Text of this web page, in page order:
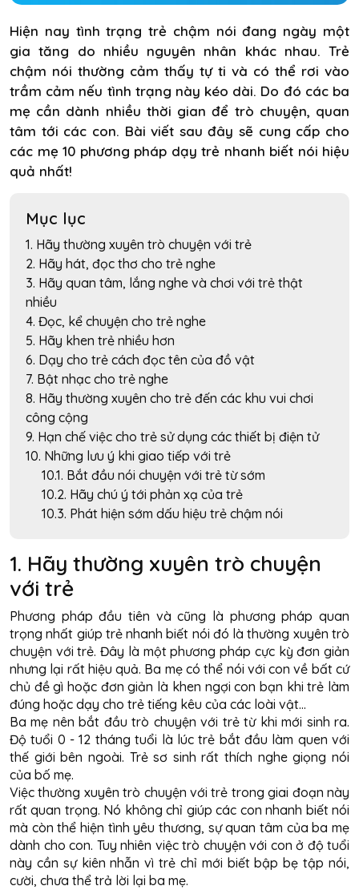
Hiện nay tình trạng trẻ chậm nói đang ngày một
gia tăng do nhiều nguyên nhân khác nhau. Trẻ
chậm nói thường cảm thấy tự ti và có thể rơi vào
trầm cảm nếu tình trạng này kéo dài. Do đó các ba
mẹ cần dành nhiều thời gian để trò chuyện, quan
tâm tới các con. Bài viết sau đây sẽ cung cấp cho
các mẹ 10 phương pháp dạy trẻ nhanh biết nói hiệu
quả nhất!
Mục lục
1. Hãy thường xuyên trò chuyện với trẻ
2. Hãy hát, đọc thơ cho trẻ nghe
3. Hãy quan tâm, lắng nghe và chơi với trẻ thật
nhiều
4. Đọc, kể chuyện cho trẻ nghe
5. Hãy khen trẻ nhiều hơn
6. Dạy cho trẻ cách đọc tên của đồ vật
7. Bật nhạc cho trẻ nghe
8. Hãy thường xuyên cho trẻ đến các khu vui chơi
công cộng
9. Hạn chế việc cho trẻ sử dụng các thiết bị điện tử
10. Những lưu ý khi giao tiếp với trẻ
10.1. Bắt đầu nói chuyện với trẻ từ sớm
10.2. Hãy chú ý tới phản xạ của trẻ
10.3. Phát hiện sớm dấu hiệu trẻ chậm nói
1. Hãy thường xuyên trò chuyện
với trẻ
Phương pháp đầu tiên và cũng là phương pháp quan
trọng nhất giúp trẻ nhanh biết nói đó là thường xuyên trò
chuyện với trẻ. Đây là một phương pháp cực kỳ đơn giản
nhưng lại rất hiệu quả. Ba mẹ có thể nói với con về bất cứ
chủ đề gì hoặc đơn giản là khen ngợi con bạn khi trẻ làm
đúng hoặc dạy cho trẻ tiếng kêu của các loài vật…
Ba mẹ nên bắt đầu trò chuyện với trẻ từ khi mới sinh ra.
Độ tuổi 0 - 12 tháng tuổi là lúc trẻ bắt đầu làm quen với
thế giới bên ngoài. Trẻ sơ sinh rất thích nghe giọng nói
của bố mẹ.
Việc thường xuyên trò chuyện với trẻ trong giai đoạn này
rất quan trọng. Nó không chỉ giúp các con nhanh biết nói
mà còn thể hiện tình yêu thương, sự quan tâm của ba mẹ
dành cho con. Tuy nhiên việc trò chuyện với con ở độ tuổi
này cần sự kiên nhẫn vì trẻ chỉ mới biết bập bẹ tập nói,
cười, chưa thể trả lời lại ba mẹ.